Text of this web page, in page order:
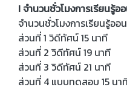
I จำนวนชั่วโมงการเรียนรู้อ
จำนวนชั่วโมงการเรียนรู้อ
ส่วนที่ 1 วิดีทัศน์ 15 นาที
ส่วนที่ 2 วิดีทัศน์ 19 นาที
ส่วนที่ 3 วิดีทัศน์ 21 นาที
ส่วนที่ 4 แบบทดสอบ 15 นา